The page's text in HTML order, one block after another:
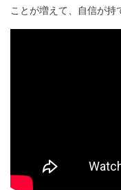
ことが増えて、自信が持